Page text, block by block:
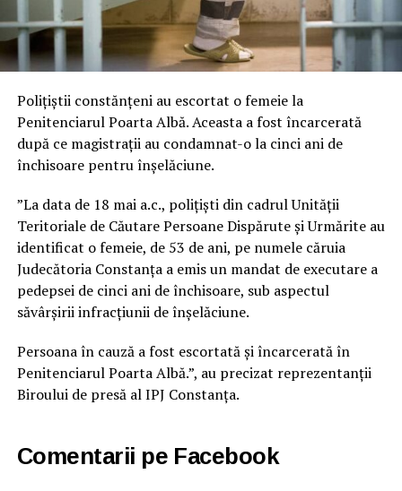
Polițiștii constănțeni au escortat o femeie la
Penitenciarul Poarta Albă. Aceasta a fost încarcerată
după ce magistrații au condamnat-o la cinci ani de
închisoare pentru înșelăciune.
”La data de 18 mai a.c., polițiști din cadrul Unității
Teritoriale de Căutare Persoane Dispărute și Urmărite au
identificat o femeie, de 53 de ani, pe numele căruia
Judecătoria Constanța a emis un mandat de executare a
pedepsei de cinci ani de închisoare, sub aspectul
săvârșirii infracțiunii de înșelăciune.
Persoana în cauză a fost escortată și încarcerată în
Penitenciarul Poarta Albă.”, au precizat reprezentanții
Biroului de presă al IPJ Constanța.
Comentarii pe Facebook